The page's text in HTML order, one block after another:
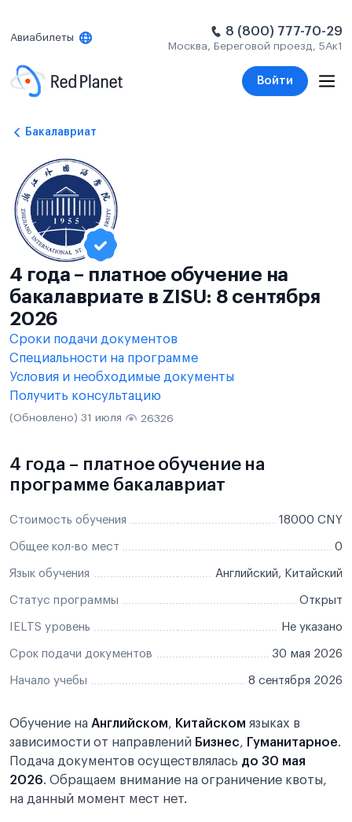
Авиабилеты 8 (800) 777-70-29
Москва, Береговой проезд, 5Ак1
Войти
Бакалавриат
4 года – платное обучение на
бакалавриате в ZISU: 8 сентября
2026
Сроки подачи документов
Специальности на программе
Условия и необходимые документы
Получить консультацию
(Обновлено) 31 июля 26326
4 года – платное обучение на
программе бакалавриат
Стоимость обучения 18000 CNY
Общее кол-во мест 0
Язык обучения Английский, Китайский
Статус программы Открыт
IELTS уровень Не указано
Срок подачи документов 30 мая 2026
Начало учебы 8 сентября 2026
Обучение на Английском, Китайском языках в
зависимости от направлений Бизнес, Гуманитарное.
Подача документов осуществлялась до 30 мая
2026. Обращаем внимание на ограничение квоты,
на данный момент мест нет.